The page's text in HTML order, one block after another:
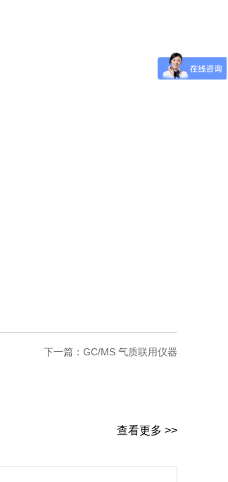
下一篇： GC/MS 气质联用仪器
查看更多 >>